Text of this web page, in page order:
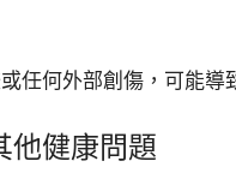
任何外部創傷，可能導
他健康問題